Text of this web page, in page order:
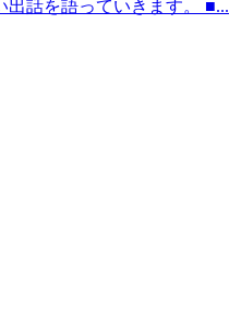
出話を語っていきます。 ■...